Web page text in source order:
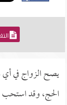
يصح الزواج في
الحج، وقد استحب